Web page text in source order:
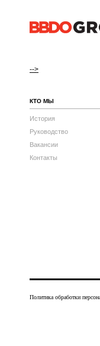
-->
КТО МЫ
История
Руководство
Вакансии
Контакты
Политика обработки